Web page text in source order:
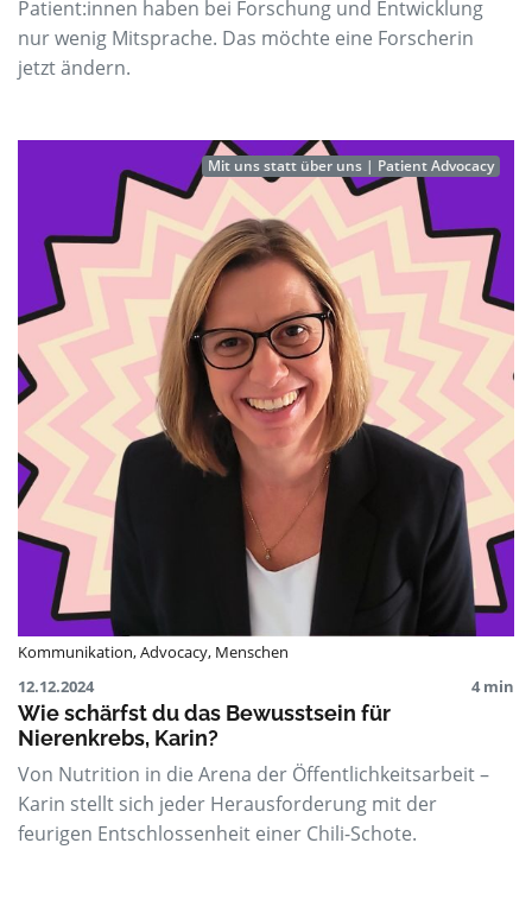
Patient:innen haben bei Forschung und Entwicklung
nur wenig Mitsprache. Das möchte eine Forscherin
jetzt ändern.
Mit uns statt über uns | Patient Advocacy
Kommunikation,Advocacy, Menschen
12.12.2024
4 min
Wie schärfst du das Bewusstsein für
Nierenkrebs, Karin?
Von Nutrition in die Arena der Öffentlichkeitsarbeit –
Karin stellt sich jeder Herausforderung mit der
feurigen Entschlossenheit einer Chili-Schote.